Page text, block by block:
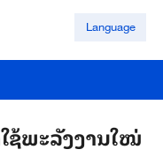
Language
ຊ້​ພະ​ລັງ​ງານ​ໃໝ່